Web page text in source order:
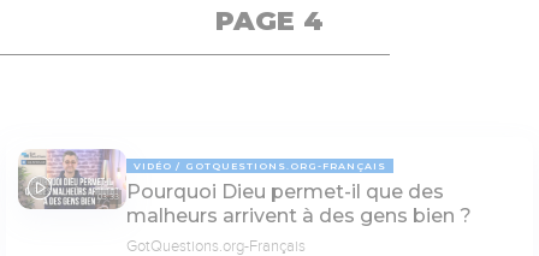
PAGE 4
03:33
VIDÉO GOTQUESTIONS.ORG-FRANÇAIS
Pourquoi Dieu permet-il que des
malheurs arrivent à des gens bien ?
GotQuestions.org-Français